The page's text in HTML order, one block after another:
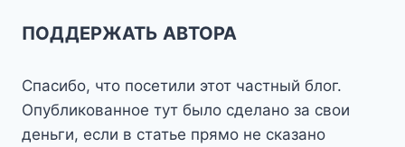
ПОДДЕРЖАТЬ АВТОРА
Спасибо, что посетили этот частный блог.
Опубликованное тут было сделано за свои
деньги, если в статье прямо не сказано